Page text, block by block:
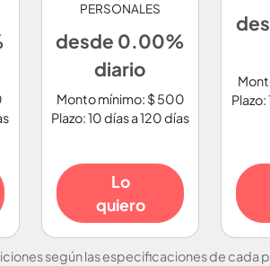
PERSONALES
desde 0.00%
diario
Monto mínimo: $ 500
Plazo: 10 días a 120 días
Lo
quiero
Plazo:
según las especificaciones de cada